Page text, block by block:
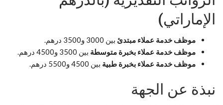
الإماراتي)
موظف خدمة عملاء مبتدئ بين 3000 و3500 درهم.
موظف خدمة عملاء بخبرة متوسطة بين 3500 و4500 درهم.
موظف خدمة عملاء بخبرة طبية بين 4500 و5500 درهم.
نبذة عن الجهة